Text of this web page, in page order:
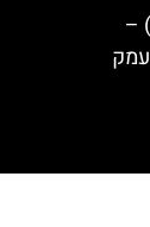
אטרקציות בעמק אוץ (Ötztal) –